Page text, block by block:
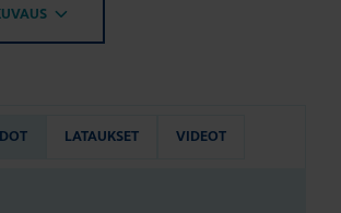
LATAUKSET VIDEOT